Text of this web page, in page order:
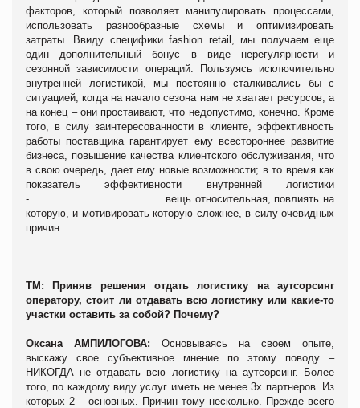
факторов, который позволяет манипулировать процессами,
использовать разнообразные схемы и оптимизировать
затраты. Ввиду специфики fashion retail, мы получаем еще
один дополнительный бонус в виде нерегулярности и
сезонной зависимости операций. Пользуясь исключительно
внутренней логистикой, мы постоянно сталкивались бы с
ситуацией, когда на начало сезона нам не хватает ресурсов, а
на конец – они простаивают, что недопустимо, конечно. Кроме
того, в силу заинтересованности в клиенте, эффективность
работы поставщика гарантирует ему всестороннее развитие
бизнеса, повышение качества клиентского обслуживания, что
в свою очередь, дает ему новые возможности; в то время как
показатель эффективности внутренней логистики
- вещь относительная, повлиять на
которую, и мотивировать которую сложнее, в силу очевидных
причин.
ТМ: Приняв решения отдать логистику на аутсорсинг
оператору, стоит ли отдавать всю логистику или какие-то
участки оставить за собой? Почему?
Оксана АМПИЛОГОВА: Основываясь на своем опыте,
выскажу свое субъективное мнение по этому поводу –
НИКОГДА не отдавать всю логистику на аутсорсинг. Более
того, по каждому виду услуг иметь не менее 3х партнеров. Из
которых 2 – основных. Причин тому несколько. Прежде всего